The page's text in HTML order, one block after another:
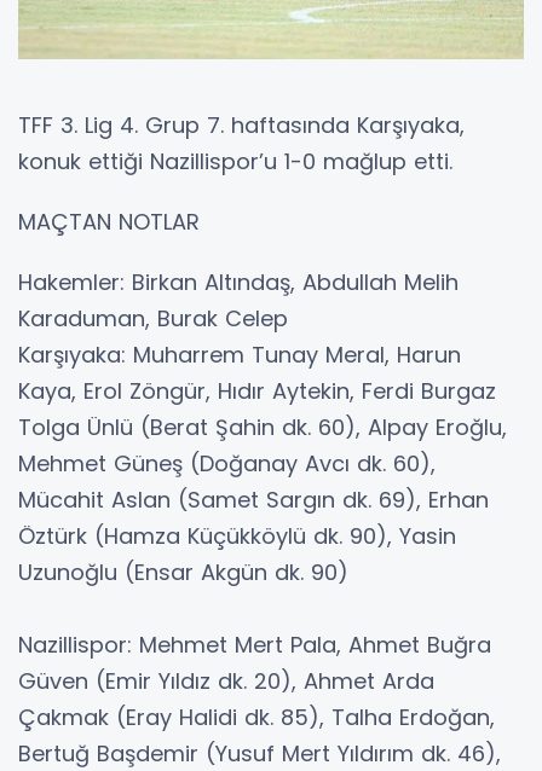
TFF 3. Lig 4. Grup 7. haftasında Karşıyaka,
konuk ettiği Nazillispor’u 1-0 mağlup etti.
MAÇTAN NOTLAR
Hakemler: Birkan Altındaş, Abdullah Melih
Karaduman, Burak Celep
Karşıyaka: Muharrem Tunay Meral, Harun
Kaya, Erol Zöngür, Hıdır Aytekin, Ferdi Burgaz
Tolga Ünlü (Berat Şahin dk. 60), Alpay Eroğlu,
Mehmet Güneş (Doğanay Avcı dk. 60),
Mücahit Aslan (Samet Sargın dk. 69), Erhan
Öztürk (Hamza Küçükköylü dk. 90), Yasin
Uzunoğlu (Ensar Akgün dk. 90)
Nazillispor: Mehmet Mert Pala, Ahmet Buğra
Güven (Emir Yıldız dk. 20), Ahmet Arda
Çakmak (Eray Halidi dk. 85), Talha Erdoğan,
Bertuğ Başdemir (Yusuf Mert Yıldırım dk. 46),